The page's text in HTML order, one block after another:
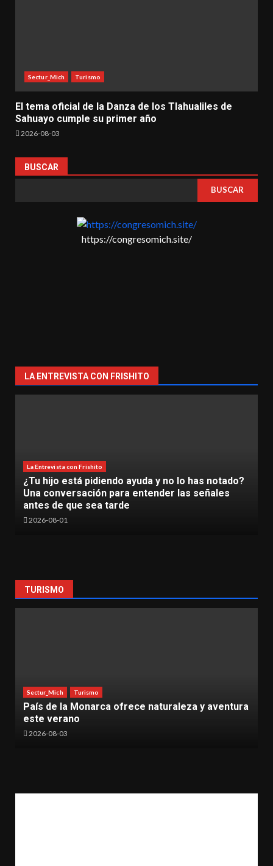
Sectur_Mich Turismo
El tema oficial de la Danza de los Tlahualiles de
Sahuayo cumple su primer año
2026-08-03
BUSCAR
BUSCAR
https://congresomich.site/
LA ENTREVISTA CON FRISHITO
La Entrevista con Frishito
La Inteligencia Artificial ya es una realidad en
TecNM Lázaro Cárdenas
2026-06-30
TURISMO
Sectur_Mich
Moenia conquista el Cantoya Fest 2026 y
vibrar a Pátzcuaro